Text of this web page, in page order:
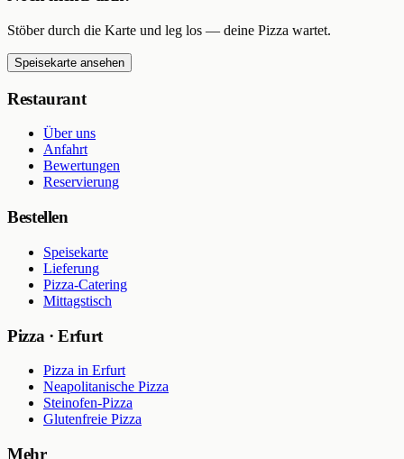
Stöber durch die Karte und leg los — deine Pizza wartet.
Speisekarte ansehen
Restaurant
Über uns
Anfahrt
Bewertungen
Reservierung
Bestellen
Speisekarte
Lieferung
Pizza-Catering
Mittagstisch
Pizza · Erfurt
Pizza in Erfurt
Neapolitanische Pizza
Steinofen-Pizza
Glutenfreie Pizza
Mehr